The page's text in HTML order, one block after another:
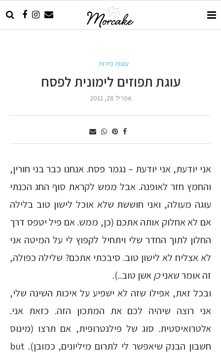
עוגות פירות
עוגת תפוזים לימונית לפסח
אפריל 28, 2011
אני יודעת, אני יודעת – נגמר פסח. אנחנו כבר בני חורין,
והחמץ חזר לאופנה. אבל ממש לקראת סוף החג הכנתי
עוגה מעולה, ואני חוששת שלא אוכל לישון טוב בלילה
אם לא אחלוק אותה אתכם (כן, ממש. אם פיל יטפס דרך
החלון לתוך החדר שלי ויתחיל לקפוץ לי על המיטה אני
לא אצליח לא לישון טוב. סיבכתי אתכם? שלילה כפולה,
זה אומר שאניכןאשן טוב..).
ובכל זאת, אפילו שזה לא ישפיע על איכות השינה שלי,
אני רוצה שיהיה לכם את המתכון הזה. כזאת אני.
אלטרואיסטית. סוג של פילנטרופית, אם תרצו (מינוס
חשבון הבנק שיאפשר לי לתרום מיליונים, כמובן). but